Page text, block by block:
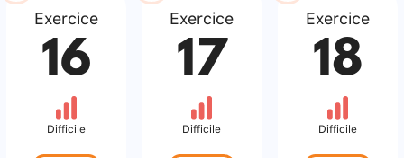
Exercice
16
Difficile
Exercice
17
Difficile
Exercice
18
Difficile